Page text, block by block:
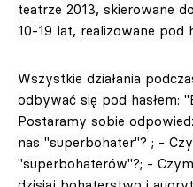
teatrze 2013, skierowane
10-19 lat, realizowane pod
Wszystkie działania
odbywać się pod hasłem:
Postaramy sobie
nas "superbohater"? ; -
"superbohaterów"?; -